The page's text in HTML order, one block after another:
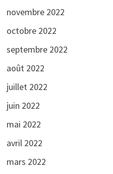
novembre 2022
octobre 2022
septembre 2022
août 2022
juillet 2022
juin 2022
mai 2022
avril 2022
mars 2022